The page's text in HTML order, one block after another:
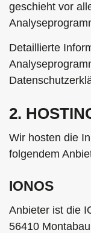
geschieht vor
Detaillierte
2.
Wir hosten die
folgendem
IONOS
Anbieter ist die
56410